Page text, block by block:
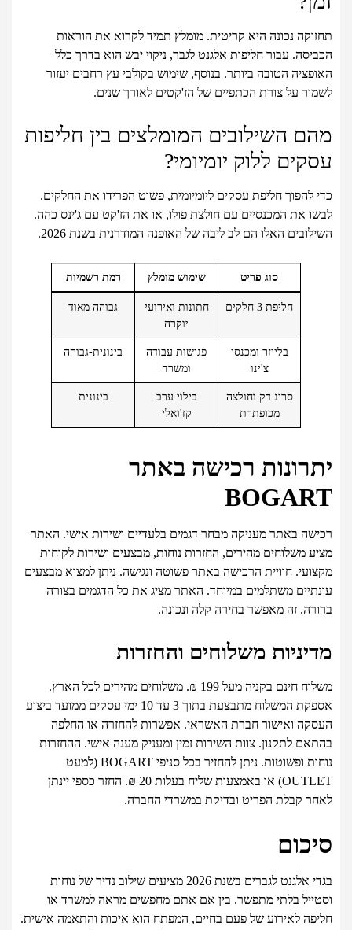
תחזוקה נכונה היא קריטית. מומלץ תמיד לקרוא את הוראות
הכביסה. עבור חליפות אלגנט לגבר, ניקוי יבש הוא בדרך כלל
האופציה הטובה ביותר. בנוסף, שימוש בקולבי עץ רחבים יעזור
לשמור על צורת הכתפיים של הז'קטים לאורך שנים.
מהם השילובים המומלצים בין חליפות
עסקים ללוק יומיומי?
כדי להפוך חליפת עסקים ליומיומית, פשוט הפרידו את החלקים.
לבשו את המכנסיים עם חולצת פולו, או את הז'קט עם ג'ינס כהה.
השילובים האלו הם לב ליבה של האופנה המודרנית בשנת 2026.
סוג פריט שימוש מומלץ רמת רשמיות
חליפת 3 חלקים
חתונות ואירועי
יוקרה
גבוהה מאוד
בלייזר ומכנסי
צ'ינו
פגישות עבודה
ומשרד
בינונית-גבוהה
סריג דק וחולצה
מכופתרת
בילוי ערב
קז'ואלי
בינונית
יתרונות רכישה באתר
BOGART
רכישה באתר מעניקה מבחר דגמים בלעדיים ושירות אישי. האתר
מציע משלוחים מהירים, החזרות נוחות, מבצעים ושירות לקוחות
מקצועי. חוויית הרכישה באתר פשוטה ונגישה. ניתן למצוא מבצעים
עונתיים משתלמים במיוחד. האתר מציג את כל הדגמים בצורה
ברורה. זה מאפשר בחירה קלה ונכונה.
מדיניות משלוחים והחזרות
משלוח חינם בקניה מעל 199 ₪. משלוחים מהירים לכל הארץ.
אספקת המשלוח מתבצעת בתוך 3 עד 10 ימי עסקים ממועד ביצוע
העסקה ואישור חברת האשראי. אפשרות להחזרה או החלפה
בהתאם לתקנון. צוות השירות זמין ומעניק מענה אישי. ההחזרות
נוחות ופשוטות. ניתן להחזיר בכל סניפי BOGART (למעט
OUTLET) או באמצעות שליח בעלות 20 ₪. החזר כספי יינתן
לאחר קבלת הפריט ובדיקת במשרדי החברה.
סיכום
בגדי אלגנט לגברים בשנת 2026 מציעים שילוב נדיר של נוחות
וסטייל בלתי מתפשר. בין אם אתם מחפשים מראה למשרד או
חליפה לאירוע של פעם בחיים, המפתח הוא איכות והתאמה אישית.